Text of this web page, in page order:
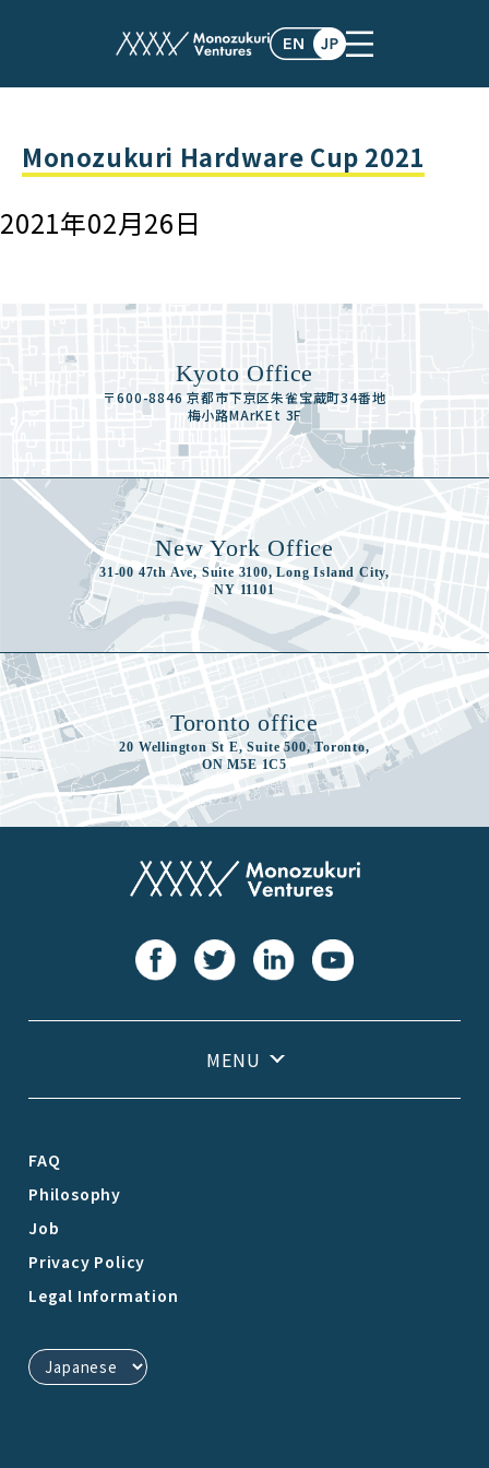
events
Monozukuri Hardware Cup 2021
2021年02月26日
Kyoto Office
〒600-8846 京都市下京区朱雀宝蔵町34番地
梅小路MArKEt 3F
New York Office
31-00 47th Ave, Suite 3100, Long Island City,
NY 11101
Toronto office
20 Wellington St E, Suite 500, Toronto,
ON M5E 1C5
FAQ
Philosophy
Job
Privacy Policy
Legal Information